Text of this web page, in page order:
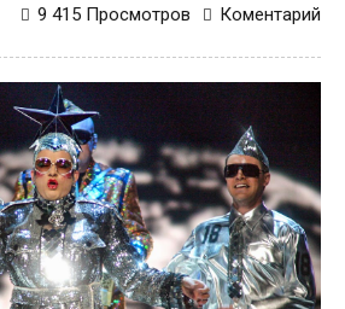
Коментарий
9 415 Просмотров